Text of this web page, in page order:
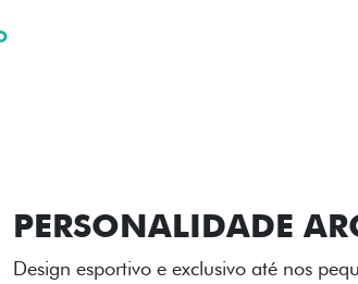
ACABAMENTO E
A flag italiana e o novo logo Fiat